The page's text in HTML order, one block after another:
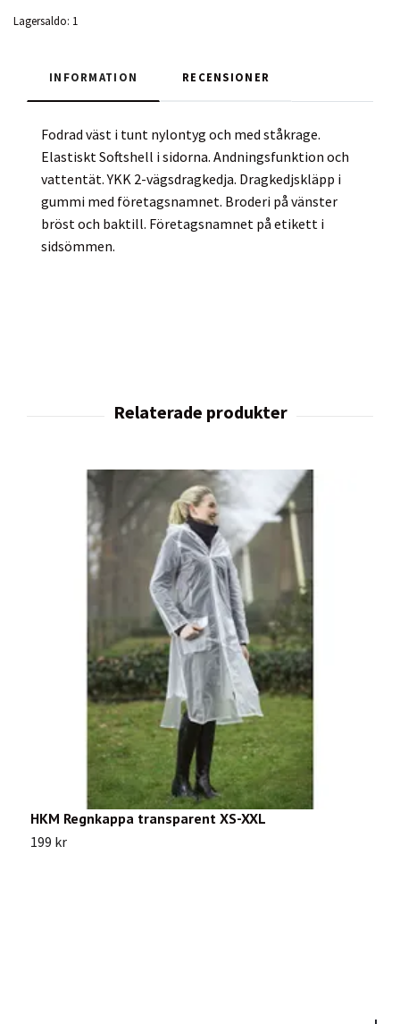
Lagersaldo: 1
INFORMATION RECENSIONER
Fodrad väst i tunt nylontyg och med ståkrage.
Elastiskt Softshell i sidorna. Andningsfunktion och
vattentät. YKK 2-vägsdragkedja. Dragkedjskläpp i
gummi med företagsnamnet. Broderi på vänster
bröst och baktill. Företagsnamnet på etikett i
sidsömmen.
HKM Regnkappa transparent XS-XXL
199 kr